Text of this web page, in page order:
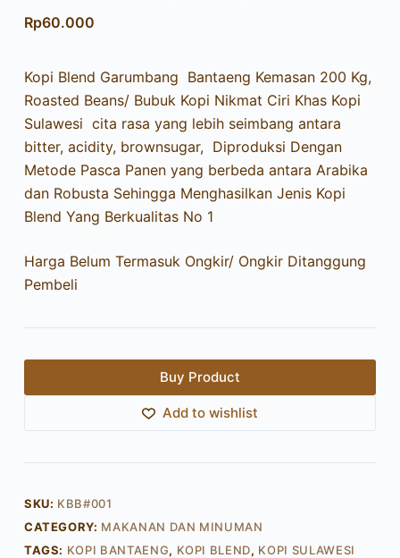
Rp60.000
Kopi Blend Garumbang Bantaeng Kemasan 200 Kg,
Roasted Beans/ Bubuk Kopi Nikmat Ciri Khas Kopi
Sulawesi cita rasa yang lebih seimbang antara
bitter, acidity, brownsugar, Diproduksi Dengan
Metode Pasca Panen yang berbeda antara Arabika
dan Robusta Sehingga Menghasilkan Jenis Kopi
Blend Yang Berkualitas No 1
Harga Belum Termasuk Ongkir/ Ongkir Ditanggung
Pembeli
Buy Product
Add to wishlist
SKU: KBB#001
CATEGORY: MAKANAN DAN MINUMAN
TAGS: KOPI BANTAENG, KOPI BLEND, KOPI SULAWESI